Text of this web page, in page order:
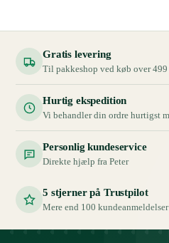
Gratis levering
Til pakkeshop ved køb over 499
Hurtig ekspedition
Vi behandler din ordre hurtigst
Personlig kundeservice
Direkte hjælp fra Peter
5 stjerner på Trustpilot
Mere end 100 kundeanmeldelser